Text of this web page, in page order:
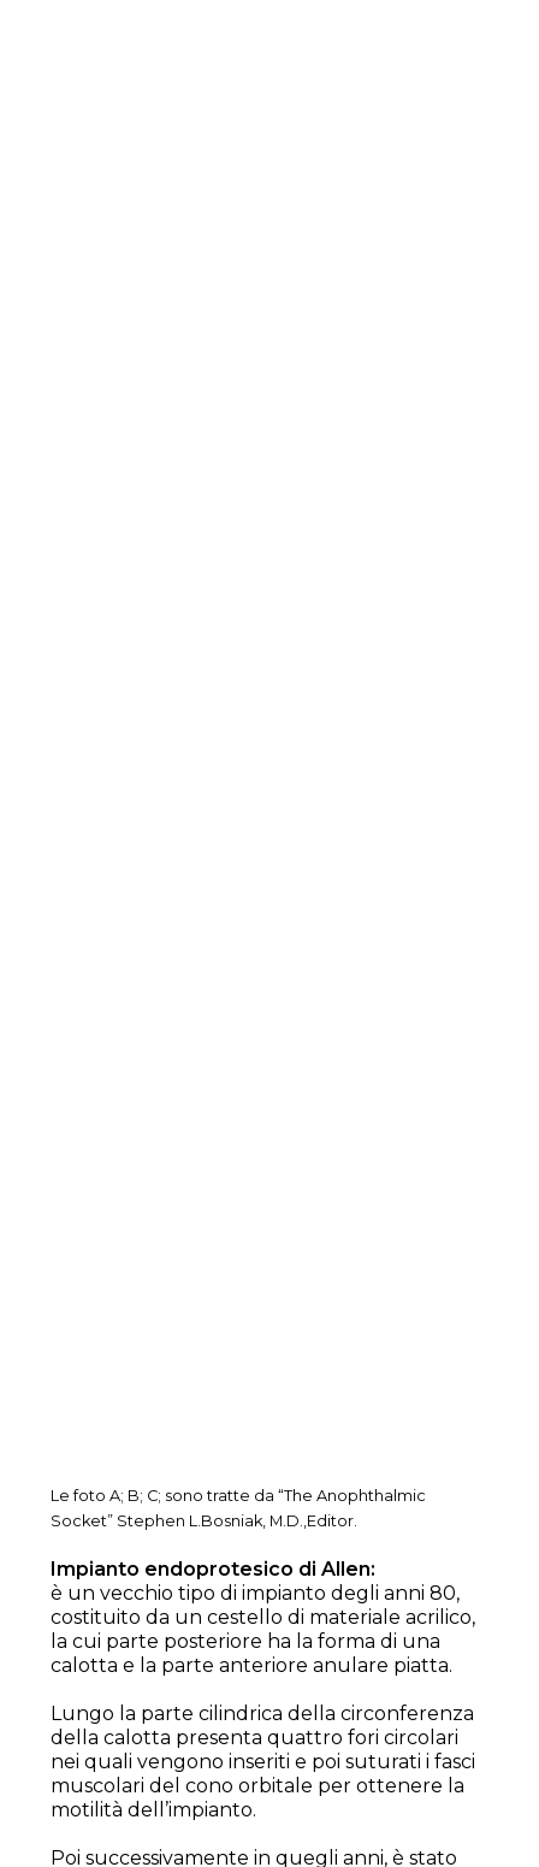
Le foto A; B; C; sono tratte da “The Anophthalmic
Socket” Stephen L.Bosniak, M.D.,Editor.
Impianto endoprotesico di Allen:
è un vecchio tipo di impianto degli anni 80,
costituito da un cestello di materiale acrilico,
la cui parte posteriore ha la forma di una
calotta e la parte anteriore anulare piatta.
Lungo la parte cilindrica della circonferenza
della calotta presenta quattro fori circolari
nei quali vengono inseriti e poi suturati i fasci
muscolari del cono orbitale per ottenere la
motilità dell’impianto.
Poi successivamente in quegli anni, è stato